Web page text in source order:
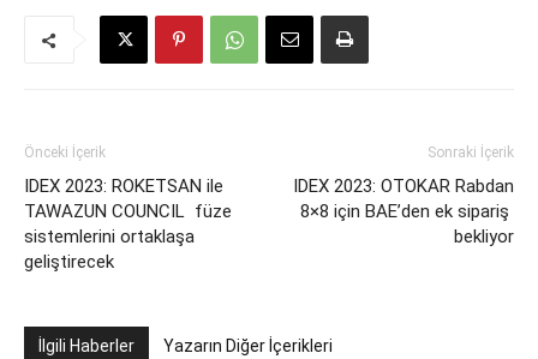
Önceki İçerik
IDEX 2023: ROKETSAN ile
TAWAZUN COUNCIL füze
sistemlerini ortaklaşa
geliştirecek
Sonraki İçerik
IDEX 2023: OTOKAR Rabdan
8×8 için BAE’den ek sipariş
bekliyor
İlgili Haberler Yazarın Diğer İçerikleri